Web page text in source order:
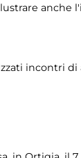
incontri